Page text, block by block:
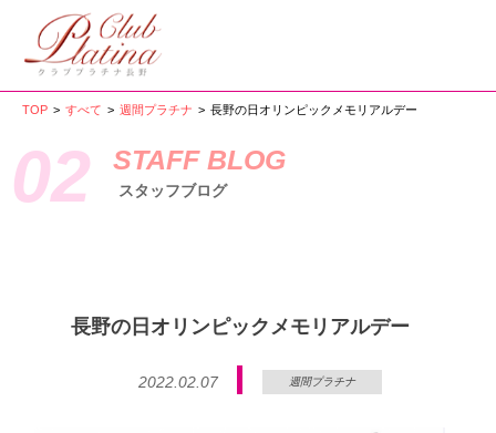
TOP > すべて > 週間プラチナ > 長野の日オリンピックメモリアルデー
02 STAFF BLOG
スタッフブログ
長野の日オリンピックメモリアルデー
2022.02.07 週間プラチナ